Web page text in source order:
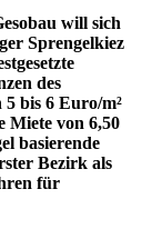
will sich
Sprengelkiez
des
5 bis 6 Euro/m²
Miete von 6,50
basierende
Bezirk als
für